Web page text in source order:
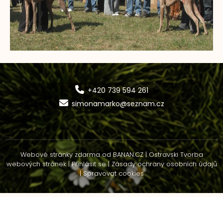
+420 739 594 261
simonamarko@seznam.cz
Webové stránky zdarmaodBANAN.CZ|Ostravski Tvorba
webových stránek |Přihlásit se|Zásady ochrany osobních údajů
|Spravovat cookies